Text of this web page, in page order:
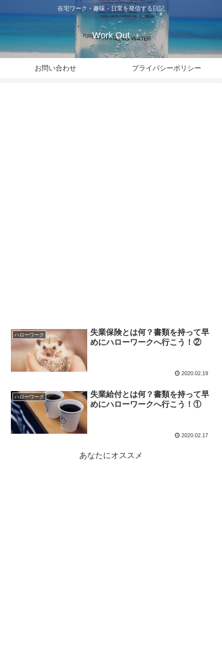
在宅ワーク・趣味・日常を発信する日記
Work Out
お問い合わせ プライバシーポリシー
ハローワーク
失業保険とは何？書類を持って早
めにハローワークへ行こう！②
2020.02.19
ハローワーク
失業給付とは何？書類を持って早
めにハローワークへ行こう！①
2020.02.17
あなたにオススメ